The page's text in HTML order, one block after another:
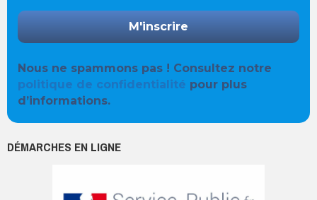
Nous ne spammons pas ! Consultez notre
politique de confidentialité pour plus
d’informations.
DÉMARCHES EN LIGNE